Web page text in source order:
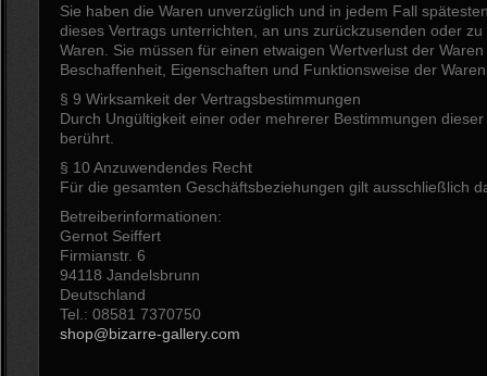
Sie haben die Waren unverzüglich und in jedem Fall
dieses Vertrags unterrichten, an uns zurückzusenden oder
Waren. Sie müssen für einen etwaigen Wertverlust der
Beschaffenheit, Eigenschaften und Funktionsweise der
§ 9 Wirksamkeit der Vertragsbestimmungen
Durch Ungültigkeit einer oder mehrerer Bestimmungen
berührt.
§ 10 Anzuwendendes Recht
Für die gesamten Geschäftsbeziehungen gilt ausschließlich
Betreiberinformationen:
Gernot Seiffert
Firmianstr. 6
94118 Jandelsbrunn
Deutschland
Tel.: 08581 7370750
shop@bizarre-gallery.com